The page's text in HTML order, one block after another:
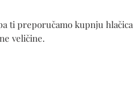
ti preporučamo kupnju hlačica
veličine.